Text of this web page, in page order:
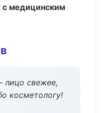
с медицинским
лицо свежее,
косметологу!